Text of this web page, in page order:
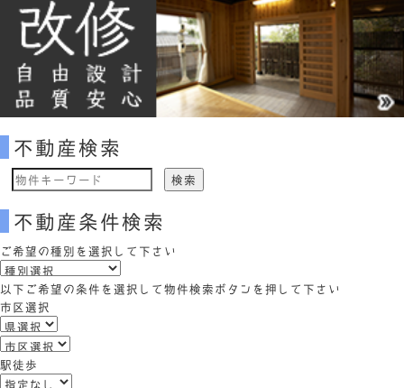
不動産検索
(キ
ー
ワ
ー
ド)
不動産条件検索
ご希望の種別を選択して下さい
以下ご希望の条件を選択して物件検索ボタンを押して下さい
市区選択
駅徒歩